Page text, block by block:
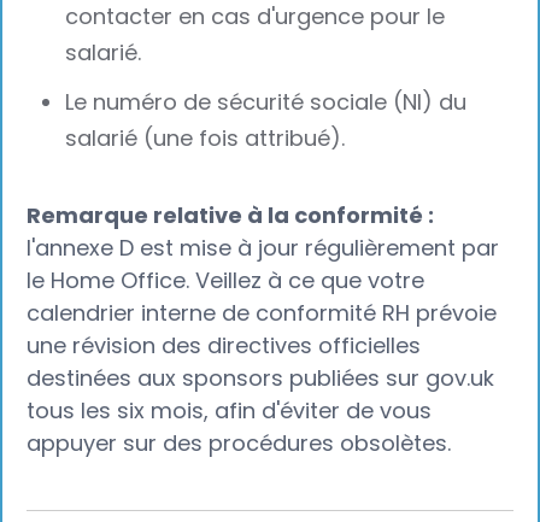
contacter en cas d'urgence pour le
salarié.
Le numéro de sécurité sociale (NI) du
salarié (une fois attribué).
Remarque relative à la conformité :
l'annexe D est mise à jour régulièrement par
le Home Office. Veillez à ce que votre
calendrier interne de conformité RH prévoie
une révision des directives officielles
destinées aux sponsors publiées sur gov.uk
tous les six mois, afin d'éviter de vous
appuyer sur des procédures obsolètes.